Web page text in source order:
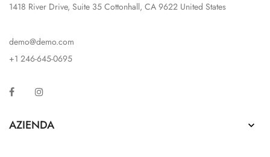
1418 River Drive, Suite 35 Cottonhall, CA 9622 United States
demo@demo.com
+1 246-645-0695
Facebook
AZIENDA 